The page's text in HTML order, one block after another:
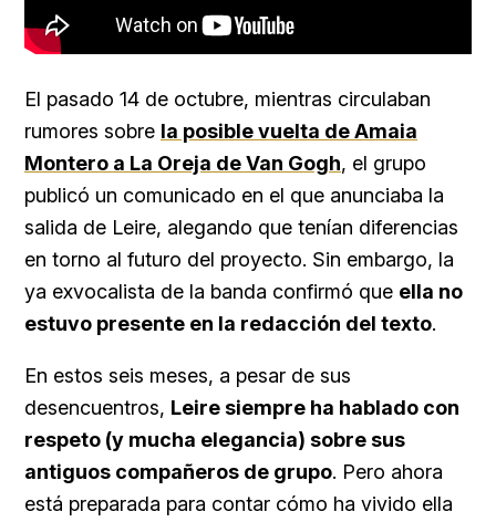
El pasado 14 de octubre, mientras circulaban
rumores sobre la posible vuelta de Amaia
Montero a La Oreja de Van Gogh, el grupo
publicó un comunicado en el que anunciaba la
salida de Leire, alegando que tenían diferencias
en torno al futuro del proyecto. Sin embargo, la
ya exvocalista de la banda confirmó que ella no
estuvo presente en la redacción del texto.
En estos seis meses, a pesar de sus
desencuentros, Leire siempre ha hablado con
respeto (y mucha elegancia) sobre sus
antiguos compañeros de grupo. Pero ahora
está preparada para contar cómo ha vivido ella